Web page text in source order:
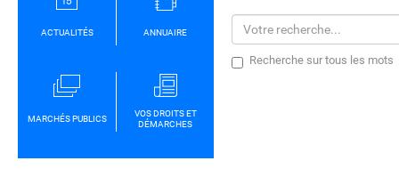
Recherche sur tous les mots
ACTUALITÉS ANNUAIRE
MARCHÉS PUBLICS
VOS DROITS ET
DÉMARCHES